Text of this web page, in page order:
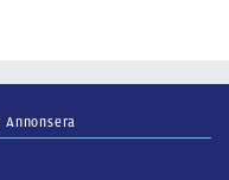
Annonsera